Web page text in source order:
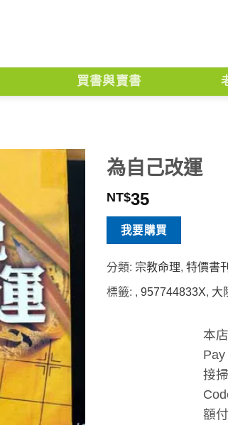
買書與賣書
為自己改運
NT$35
我要購買
分類: 宗教命理,特價書刊
標籤: ,957744833X, 大
本
接
額